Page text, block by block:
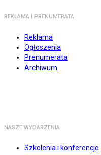
REKLAMA I PRENUMERATA
Reklama
Ogłoszenia
Prenumerata
Archiwum
NASZE WYDARZENIA
Szkolenia i konferencje